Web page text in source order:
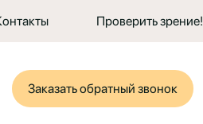
Проверить зрение!
Заказать обратный звонок